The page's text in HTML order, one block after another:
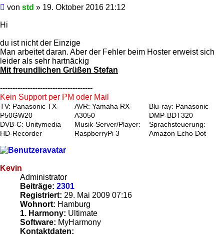
Beitrag
von std » 19. Oktober 2016 21:12
Hi
du ist nicht der Einzige
Man arbeitet daran. Aber der Fehler beim Hoster erweist sich
leider als sehr hartnäckig
Mit freundlichen Grüßen Stefan
-------------------------------------
Kein Support per PM oder Mail
TV: Panasonic TX-
P50GW20
AVR: Yamaha RX-
A3050
Blu-ray: Panasonic
DMP-BDT320
DVB-C: Unitymedia
HD-Recorder
Musik-Server/Player:
RaspberryPi 3
Sprachsteuerung:
Amazon Echo Dot
Kevin
Administrator
Beiträge: 2301
Registriert: 29. Mai 2009 07:16
Wohnort: Hamburg
1. Harmony: Ultimate
Software: MyHarmony
Kontaktdaten: